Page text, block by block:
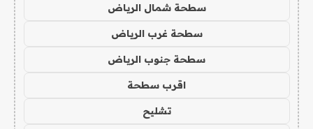
سطحة شمال الرياض
سطحة غرب الرياض
سطحة جنوب الرياض
اقرب سطحة
تشليح